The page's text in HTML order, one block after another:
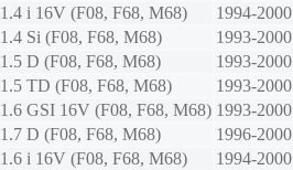
1.4 i 16V (F08, F68, M68)
1994-2000
1.4 Si (F08, F68, M68)
1993-2000
1.5 D (F08, F68, M68)
1993-2000
1.5 TD (F08, F68, M68)
1993-2000
1.6 GSI 16V (F08, F68, M68) 1993-2000
1.7 D (F08, F68, M68)
1996-2000
1.6 i 16V (F08, F68, M68)
1994-2000